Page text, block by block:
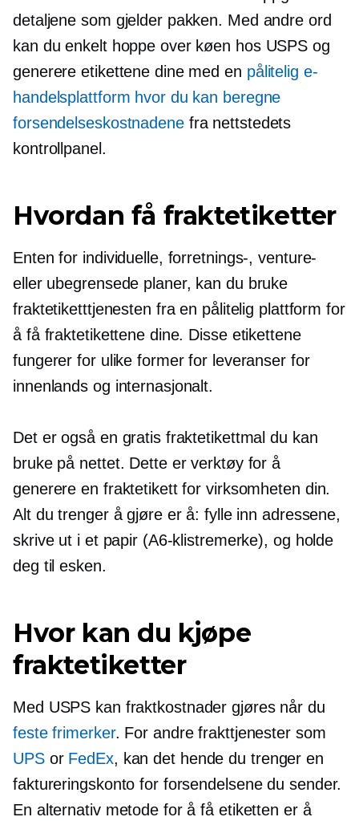
detaljene som gjelder pakken. Med andre ord
kan du enkelt hoppe over køen hos USPS og
generere etikettene dine med en pålitelig e-
handelsplattform hvor du kan beregne
forsendelseskostnadenefra nettstedets
kontrollpanel.
Hvordan få fraktetiketter
Enten for individuelle, forretnings-, venture-
eller ubegrensede planer, kan du bruke
fraktetiketttjenesten fra en pålitelig plattform for
å få fraktetikettene dine. Disse etikettene
fungerer for ulike former for leveranser for
innenlands og internasjonalt.
Det er også en gratis fraktetikettmal du kan
bruke på nettet. Dette er verktøy for å
generere en fraktetikett for virksomheten din.
Alt du trenger å gjøre er å: fylle inn adressene,
skrive ut i et papir (A6-klistremerke), og holde
deg til esken.
Hvor kan du kjøpe
fraktetiketter
Med USPS kan fraktkostnader gjøres når du
feste frimerker. For andre frakttjenester som
UPSor FedEx, kan det hende du trenger en
faktureringskonto for forsendelsene du sender.
En alternativ metode for å få etiketten er å